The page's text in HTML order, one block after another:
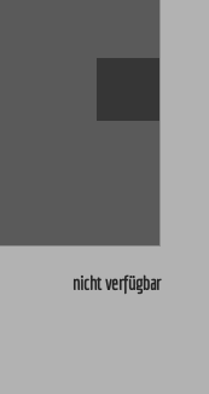
nicht verfügbar